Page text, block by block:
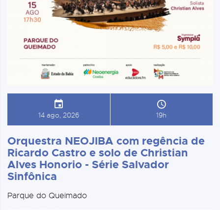
14 ago, 2026 19h
Orquestra NEOJIBA com regência de
Ricardo Castro e solo de Christian
Alves Honorio - Série Salvador
Sinfônica
Parque do Queimado